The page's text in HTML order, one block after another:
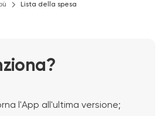
Lista della spesa
l'App all'ultima versione;